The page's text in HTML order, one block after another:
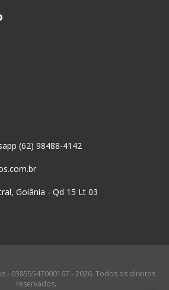
(62) 98488-4142
Goiânia - Qd 15 Lt 03
- 03855547000167 - 2026. Todos os direitos
reservados.